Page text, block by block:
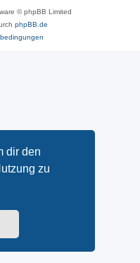
dir den
zu
© phpBB Limited
phpBB.de